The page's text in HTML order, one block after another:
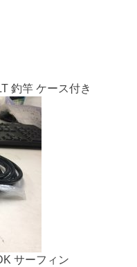
釣竿 ケース付き
サーフィン